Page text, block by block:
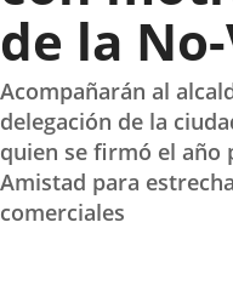
de la
Acompañarán al
delegación de la
quien se firmó el año
Amistad para
comerciales